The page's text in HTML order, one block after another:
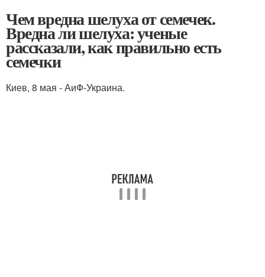
Чем вредна шелуха от семечек.
Вредна ли шелуха: ученые
рассказали, как правильно есть
семечки
Киев, 8 мая - АиФ-Украина.